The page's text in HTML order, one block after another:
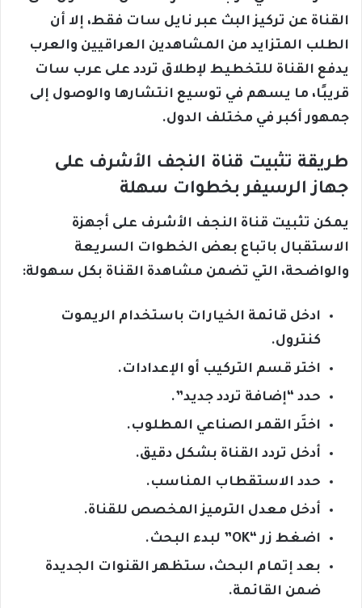
القناة عن تركيز البث عبر نايل سات فقط، إلا أن
الطلب المتزايد من المشاهدين العراقيين والعرب
يدفع القناة للتخطيط لإطلاق تردد على عرب سات
قريبًا، ما يسهم في توسيع انتشارها والوصول إلى
جمهور أكبر في مختلف الدول.
طريقة تثبيت قناة النجف الأشرف على
جهاز الرسيفر بخطوات سهلة
يمكن تثبيت قناة النجف الأشرف على أجهزة
الاستقبال باتباع بعض الخطوات السريعة
والواضحة، التي تضمن مشاهدة القناة بكل سهولة:
ادخل قائمة الخيارات باستخدام الريموت
كنترول.
اختر قسم التركيب أو الإعدادات.
حدد “إضافة تردد جديد”.
اختَر القمر الصناعي المطلوب.
أدخل تردد القناة بشكل دقيق.
حدد الاستقطاب المناسب.
أدخل معدل الترميز المخصص للقناة.
اضغط زر “OK” لبدء البحث.
بعد إتمام البحث، ستظهر القنوات الجديدة
ضمن القائمة.